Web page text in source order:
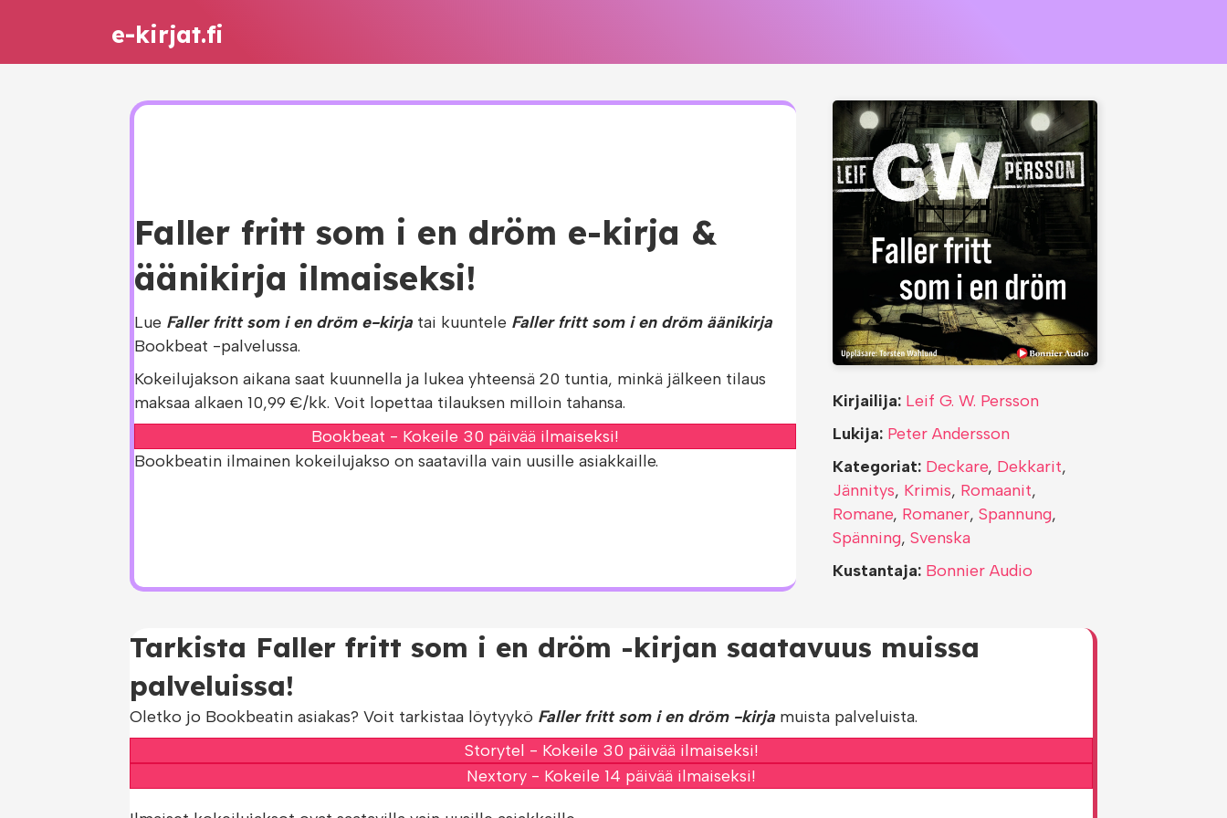
e-kirjat.fi
Faller fritt som i en dröm e-kirja &
äänikirja ilmaiseksi!
Lue Faller fritt som i en dröm e-kirja tai kuuntele Faller fritt som i en dröm äänikirja
Bookbeat -palvelussa.
Kokeilujakson aikana saat kuunnella ja lukea yhteensä 20 tuntia, minkä jälkeen tilaus
maksaa alkaen 10,99 €/kk. Voit lopettaa tilauksen milloin tahansa.
Bookbeat - Kokeile 30 päivää ilmaiseksi!
Bookbeatin ilmainen kokeilujakso on saatavilla vain uusille asiakkaille.
Kirjailija: Leif G. W. Persson
Lukija: Peter Andersson
Kategoriat: Deckare, Dekkarit,
Jännitys, Krimis, Romaanit,
Romane, Romaner, Spannung,
Spänning, Svenska
Kustantaja: Bonnier Audio
Tarkista Faller fritt som i en dröm -kirjan saatavuus muissa
palveluissa!
Oletko jo Bookbeatin asiakas? Voit tarkistaa löytyykö Faller fritt som i en dröm -kirja muista palveluista.
Storytel - Kokeile 30 päivää ilmaiseksi!
Nextory - Kokeile 14 päivää ilmaiseksi!